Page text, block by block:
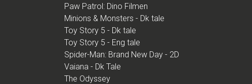
Paw Patrol: Dino Filmen
Minions & Monsters - Dk tale
Toy Story 5 - Dk tale
Toy Story 5 - Eng tale
Spider-Man: Brand New Day - 2D
Vaiana - Dk Tale
The Odyssey